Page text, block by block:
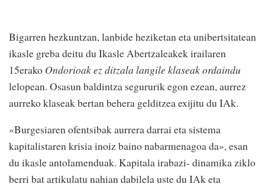
Bigarren hezkuntzan, lanbide heziketan eta unibertsitatean
ikasle greba deitu du Ikasle Abertzaleakek irailaren
15erako Ondorioak ez ditzala langile klaseak ordaindu
lelopean. Osasun baldintza segururik egon ezean, aurrez
aurreko klaseak bertan behera gelditzea exijitu du IAk.
«Burgesiaren ofentsibak aurrera darrai eta sistema
kapitalistaren krisia inoiz baino nabarmenagoa da», esan
du ikasle antolamenduak. Kapitala irabazi- dinamika ziklo
berri bat artikulatu nahian dabilela uste du IAk eta